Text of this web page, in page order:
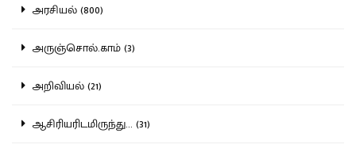
அரசியல் (800)
அருஞ்சொல்.காம் (3)
அறிவியல் (21)
ஆசிரியரிடமிருந்து... (31)